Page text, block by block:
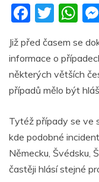
F
c
e
b
o
k
T
itt
er
W
at
s
A
p
Již před časem se
informace o
některých větších
případů mělo být
Tytéž případy se ve
kde podobné
Německu, Švédsku,
častěji hlásí stejné